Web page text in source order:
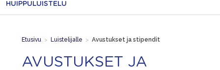
HUIPPULUISTELU
Etusivu > Luistelijalle > Avustukset ja stipendit
AVUSTUKSET JA